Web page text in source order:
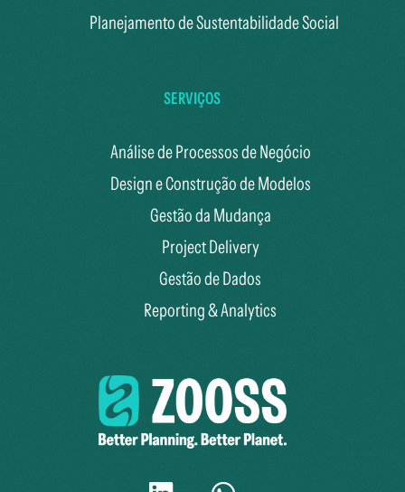
Planejamento de Sustentabilidade Social
SERVIÇOS
Análise de Processos de Negócio
Design e Construção de Modelos
Gestão da Mudança
Project Delivery
Gestão de Dados
Reporting & Analytics